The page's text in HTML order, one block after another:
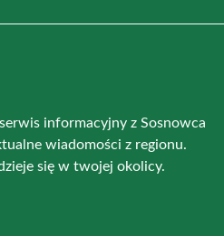
informacyjny z Sosnowca
wiadomości z regionu.
się w twojej okolicy.